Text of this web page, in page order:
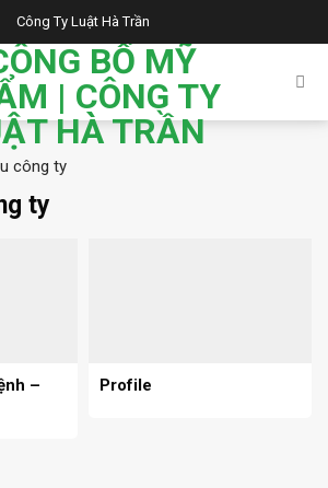
Công Ty Luật Hà Trần
công ty
ty
–
Profile